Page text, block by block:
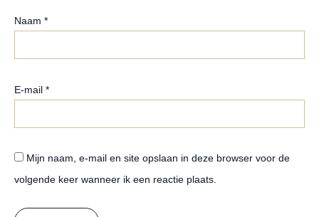
Naam *
E-mail *
Mijn naam, e-mail en site opslaan in deze browser voor de
volgende keer wanneer ik een reactie plaats.